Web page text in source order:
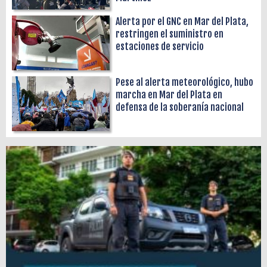
Alerta por el GNC en Mar del Plata,
restringen el suministro en
estaciones de servicio
Pese al alerta meteorológico, hubo
marcha en Mar del Plata en
defensa de la soberanía nacional